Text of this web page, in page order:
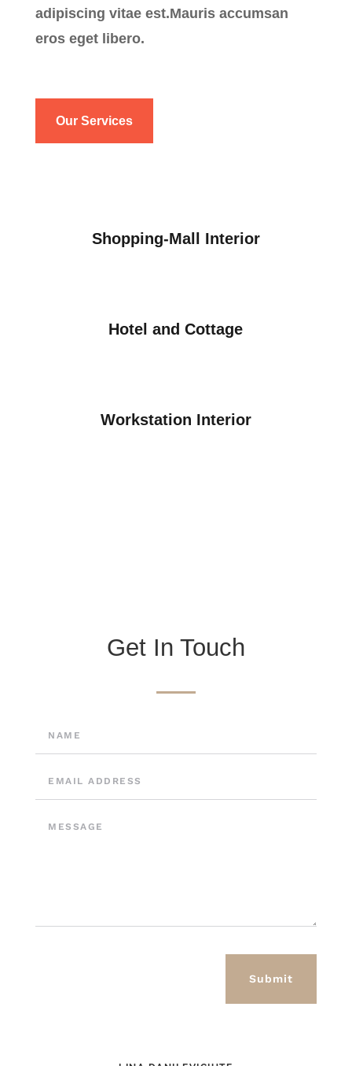
adipiscing vitae est.Mauris accumsan
eros eget libero.
Our Services
Shopping-Mall Interior
Hotel and Cottage
Workstation Interior
Get In Touch
Submit